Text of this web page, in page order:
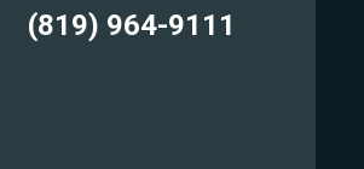
(819) 964-9111